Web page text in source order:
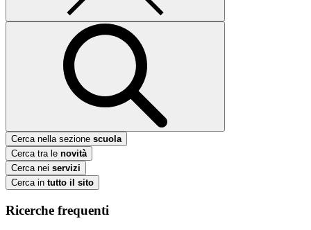
Cerca nella sezione scuola
Cerca tra le novità
Cerca nei servizi
Cerca in tutto il sito
Ricerche frequenti